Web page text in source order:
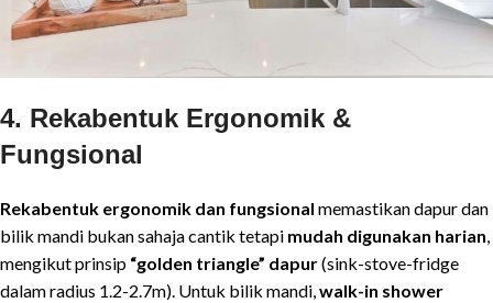
4. Rekabentuk Ergonomik &
Fungsional
Rekabentuk ergonomik dan fungsional memastikan dapur dan
bilik mandi bukan sahaja cantik tetapi mudah digunakan harian,
mengikut prinsip “golden triangle” dapur(sink-stove-fridge
dalam radius 1.2-2.7m). Untuk bilik mandi,walk-in shower